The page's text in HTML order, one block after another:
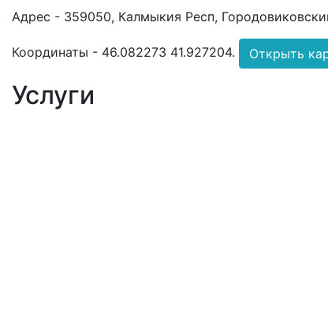
Адрес - 359050, Калмыкия Респ,
Координаты - 46.082273 41.927204. Открыть
Услуги